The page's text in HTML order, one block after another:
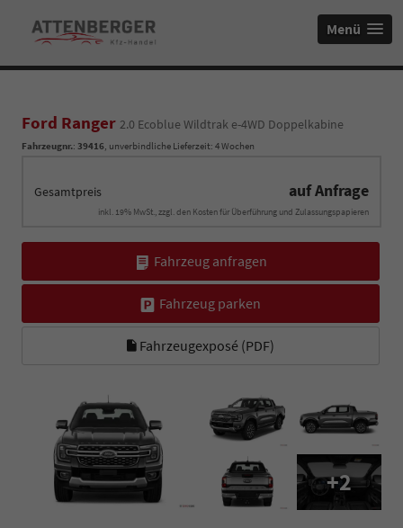
Menü
Ford Ranger 2.0 Ecoblue Wildtrak e-4WD Doppelkabine
Fahrzeugnr.: 39416, unverbindliche Lieferzeit: 4 Wochen
Gesamtpreis auf Anfrage
inkl. 19% MwSt., zzgl. den Kosten für Überführung und Zulassungspapieren
Fahrzeug anfragen
Fahrzeug parken
Fahrzeugexposé (PDF)
+2